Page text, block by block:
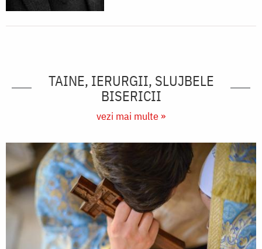
TAINE, IERURGII, SLUJBELE
BISERICII
vezi mai multe »